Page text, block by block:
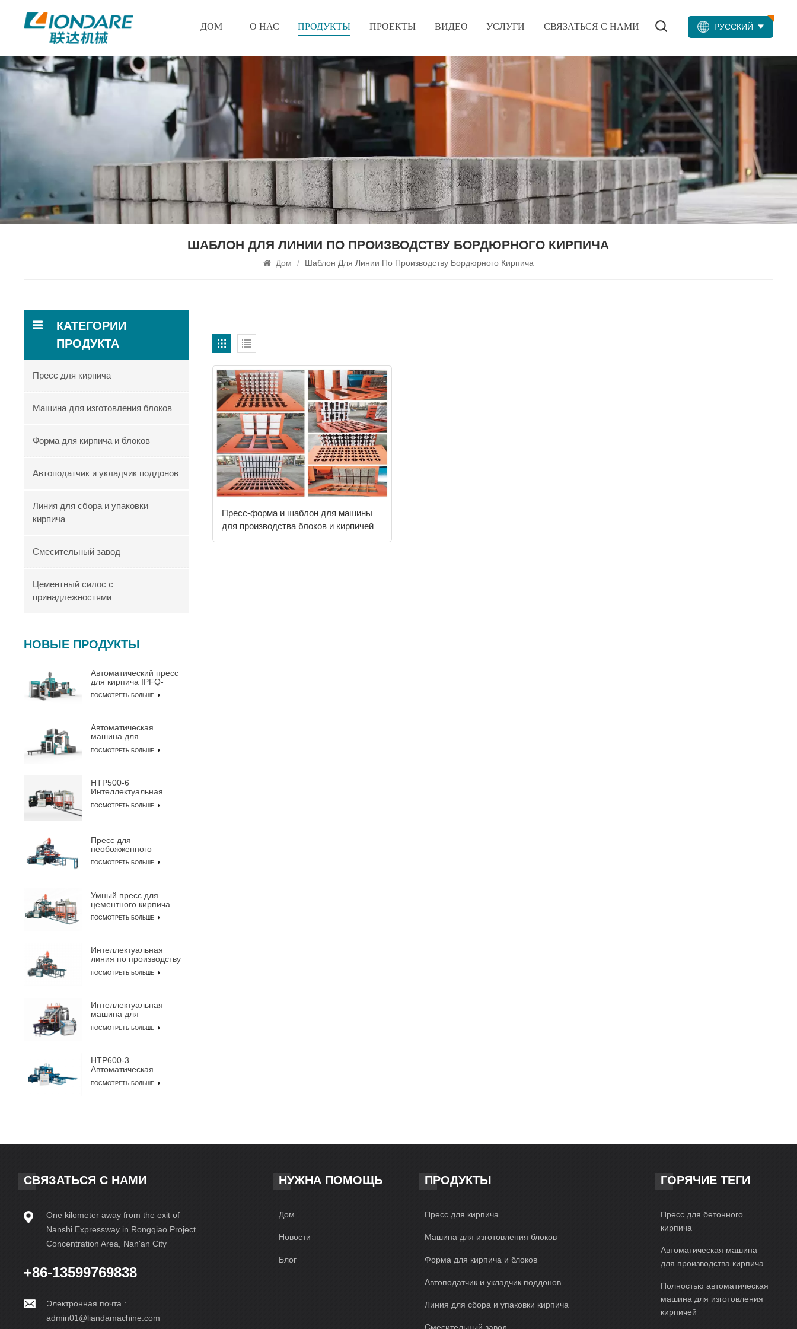
РУССКИЙ
ДОМ О НАС ПРОДУКТЫ ПРОЕКТЫ ВИДЕО УСЛУГИ СВЯЗАТЬСЯ С НАМИ
ШАБЛОН ДЛЯ ЛИНИИ ПО ПРОИЗВОДСТВУ БОРДЮРНОГО КИРПИЧА
Дом / Шаблон Для Линии По Производству Бордюрного Кирпича
Пресс-форма и шаблон для машины
для производства блоков и кирпичей
КАТЕГОРИИ
ПРОДУКТА
Пресс для кирпича
Машина для изготовления блоков
Форма для кирпича и блоков
Автоподатчик и укладчик поддонов
Линия для сбора и упаковки
кирпича
Смесительный завод
Цементный силос с
принадлежностями
НОВЫЕ ПРОДУКТЫ
Автоматический пресс
для кирпича IPFQ-
ПОСМОТРЕТЬ БОЛЬШЕ
Автоматическая
машина для
IPF10-15
ПОСМОТРЕТЬ БОЛЬШЕ
HTP500-6
Интеллектуальная
производства
ПОСМОТРЕТЬ БОЛЬШЕ
Пресс для
необожженного
ПОСМОТРЕТЬ БОЛЬШЕ
Умный пресс для
цементного кирпича
ПОСМОТРЕТЬ БОЛЬШЕ
Интеллектуальная
линия по производству
QYJ-4000
ПОСМОТРЕТЬ БОЛЬШЕ
Интеллектуальная
машина для
HTP600-3A
ПОСМОТРЕТЬ БОЛЬШЕ
HTP600-3
Автоматическая
изготовления блоков
ПОСМОТРЕТЬ БОЛЬШЕ
СВЯЗАТЬСЯ С НАМИ
One kilometer away from the exit of
Nanshi Expressway in Rongqiao Project
Concentration Area, Nan'an City
+86-13599769838
Электронная почта :
admin01@liandamachine.com
НУЖНА ПОМОЩЬ
Дом
Новости
Блог
ПРОДУКТЫ
Пресс для кирпича
Машина для изготовления блоков
Форма для кирпича и блоков
Автоподатчик и укладчик поддонов
Линия для сбора и упаковки кирпича
Смесительный завод
ГОРЯЧИЕ ТЕГИ
Пресс для бетонного
кирпича
Автоматическая машина
для производства кирпича
Полностью автоматическая
машина для изготовления
кирпичей